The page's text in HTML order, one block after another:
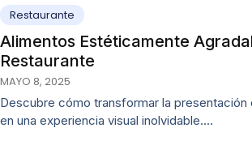
Restaurante
Alimentos Estéticamente
Restaurante
MAYO 8, 2025
Descubre cómo transformar la presentación
en una experiencia visual inolvidable.…